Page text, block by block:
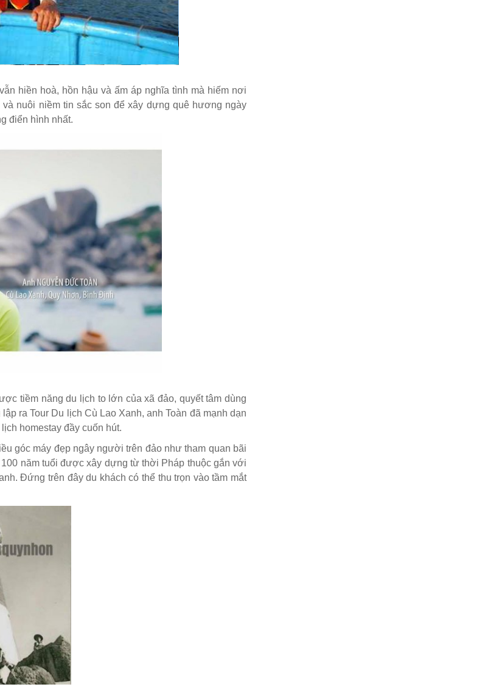
hiền hoà, hồn hậu và ấm áp nghĩa tình mà hiếm nơi
nuôi niềm tin sắc son để xây dựng quê hương ngày
điển hình nhất.
tiềm năng du lịch to lớn của xã đảo, quyết tâm dùng
ra Tour Du lịch Cù Lao Xanh, anh Toàn đã mạnh dạn
homestay đầy cuốn hút.
góc máy đẹp ngây người trên đảo như tham quan bãi
năm tuổi được xây dựng từ thời Pháp thuộc gắn với
Đứng trên đây du khách có thể thu trọn vào tầm mắt